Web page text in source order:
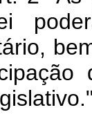
lei